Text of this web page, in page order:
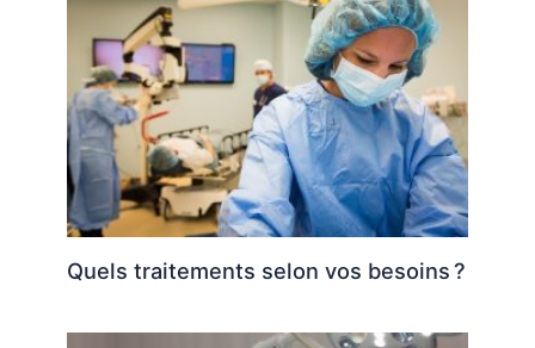
Quels traitements selon vos besoins ?